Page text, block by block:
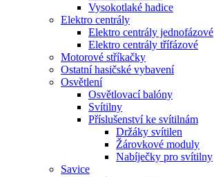
Vysokotlaké hadice
Elektro centrály
Elektro centrály jednofázové
Elektro centrály třífázové
Motorové stříkačky
Ostatní hasičské vybavení
Osvětlení
Osvětlovací balóny
Svítilny
Příslušenství ke svítilnám
Držáky svítilen
Žárovkové moduly
Nabíječky pro svítilny
Savice